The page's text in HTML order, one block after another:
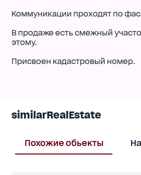
Коммуникации проходят по
В продаже есть смежный
этому.
Присвоен кадастровый номер.
similarRealEstate
Похожие обьекты